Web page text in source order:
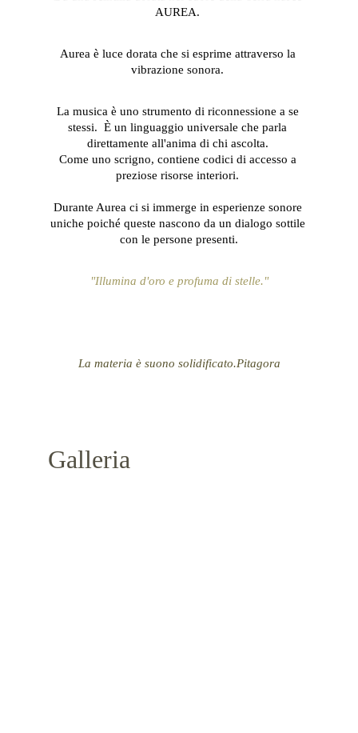
AUREA.
Aurea è luce dorata che si esprime attraverso la
vibrazione sonora.
La musica è uno strumento di riconnessione a se
stessi.  È un linguaggio universale che parla
direttamente all'anima di chi ascolta.
Come uno scrigno, contiene codici di accesso a
preziose risorse interiori.
Durante Aurea ci si immerge in esperienze sonore
uniche poiché queste nascono da un dialogo sottile
con le persone presenti.
"Illumina d'oro e profuma di stelle."
La materia è suono solidificato.Pitagora
Galleria